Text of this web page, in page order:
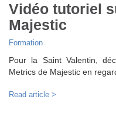
Vidéo tutoriel
Majestic
Formation
Pour la Saint Valentin,
Metrics de Majestic en
Read article >